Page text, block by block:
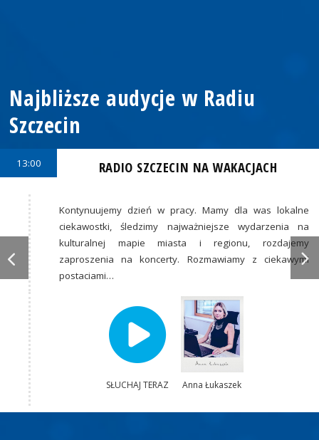
Najbliższe audycje w Radiu
Szczecin
13:00 RADIO SZCZECIN NA WAKACJACH
Kontynuujemy dzień w pracy. Mamy dla was lokalne
ciekawostki, śledzimy najważniejsze wydarzenia na
kulturalnej mapie miasta i regionu, rozdajemy
zaproszenia na koncerty. Rozmawiamy z ciekawymi
postaciami…
SŁUCHAJ TERAZ Anna Łukaszek